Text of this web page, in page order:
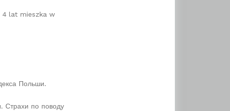
4 lat mieszka w
Польши.
Страхи по поводу